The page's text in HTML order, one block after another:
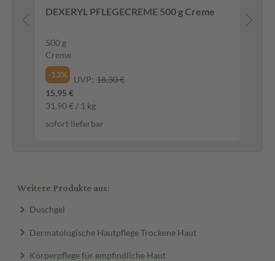
DEXERYL PFLEGECREME 500 g Creme
500 g
Creme
-13%
UVP: 18,30 €
15,95 €
31,90 € / 1 kg
sofort lieferbar
Weitere Produkte aus:
Duschgel
Dermatologische Hautpflege Trockene Haut
Körperpflege für empfindliche Haut